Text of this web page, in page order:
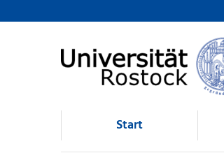
Browsen
direkt zum Inhalt
Start